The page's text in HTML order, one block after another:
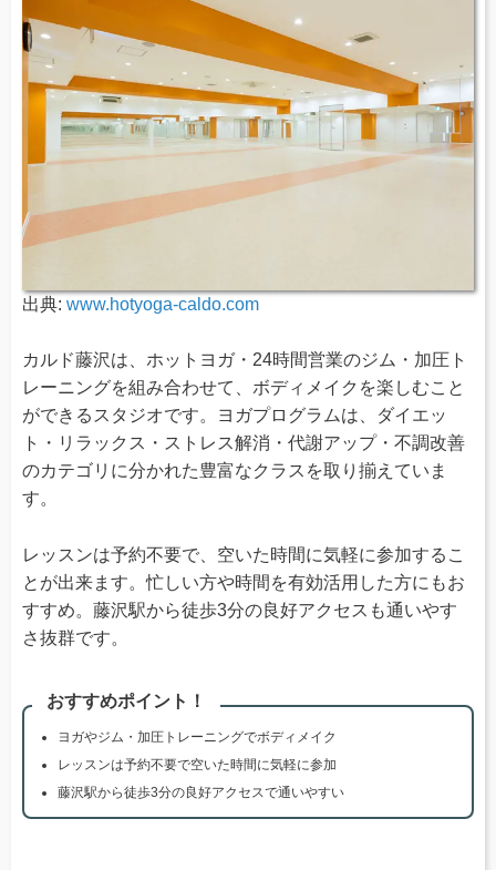
出典: www.hotyoga-caldo.com
カルド藤沢は、ホットヨガ・24時間営業のジム・加圧ト
レーニングを組み合わせて、ボディメイクを楽しむこと
ができるスタジオです。ヨガプログラムは、ダイエッ
ト・リラックス・ストレス解消・代謝アップ・不調改善
のカテゴリに分かれた豊富なクラスを取り揃えていま
す。
レッスンは予約不要で、空いた時間に気軽に参加するこ
とが出来ます。忙しい方や時間を有効活用した方にもお
すすめ。藤沢駅から徒歩3分の良好アクセスも通いやす
さ抜群です。
おすすめポイント！
ヨガやジム・加圧トレーニングでボディメイク
レッスンは予約不要で空いた時間に気軽に参加
藤沢駅から徒歩3分の良好アクセスで通いやすい